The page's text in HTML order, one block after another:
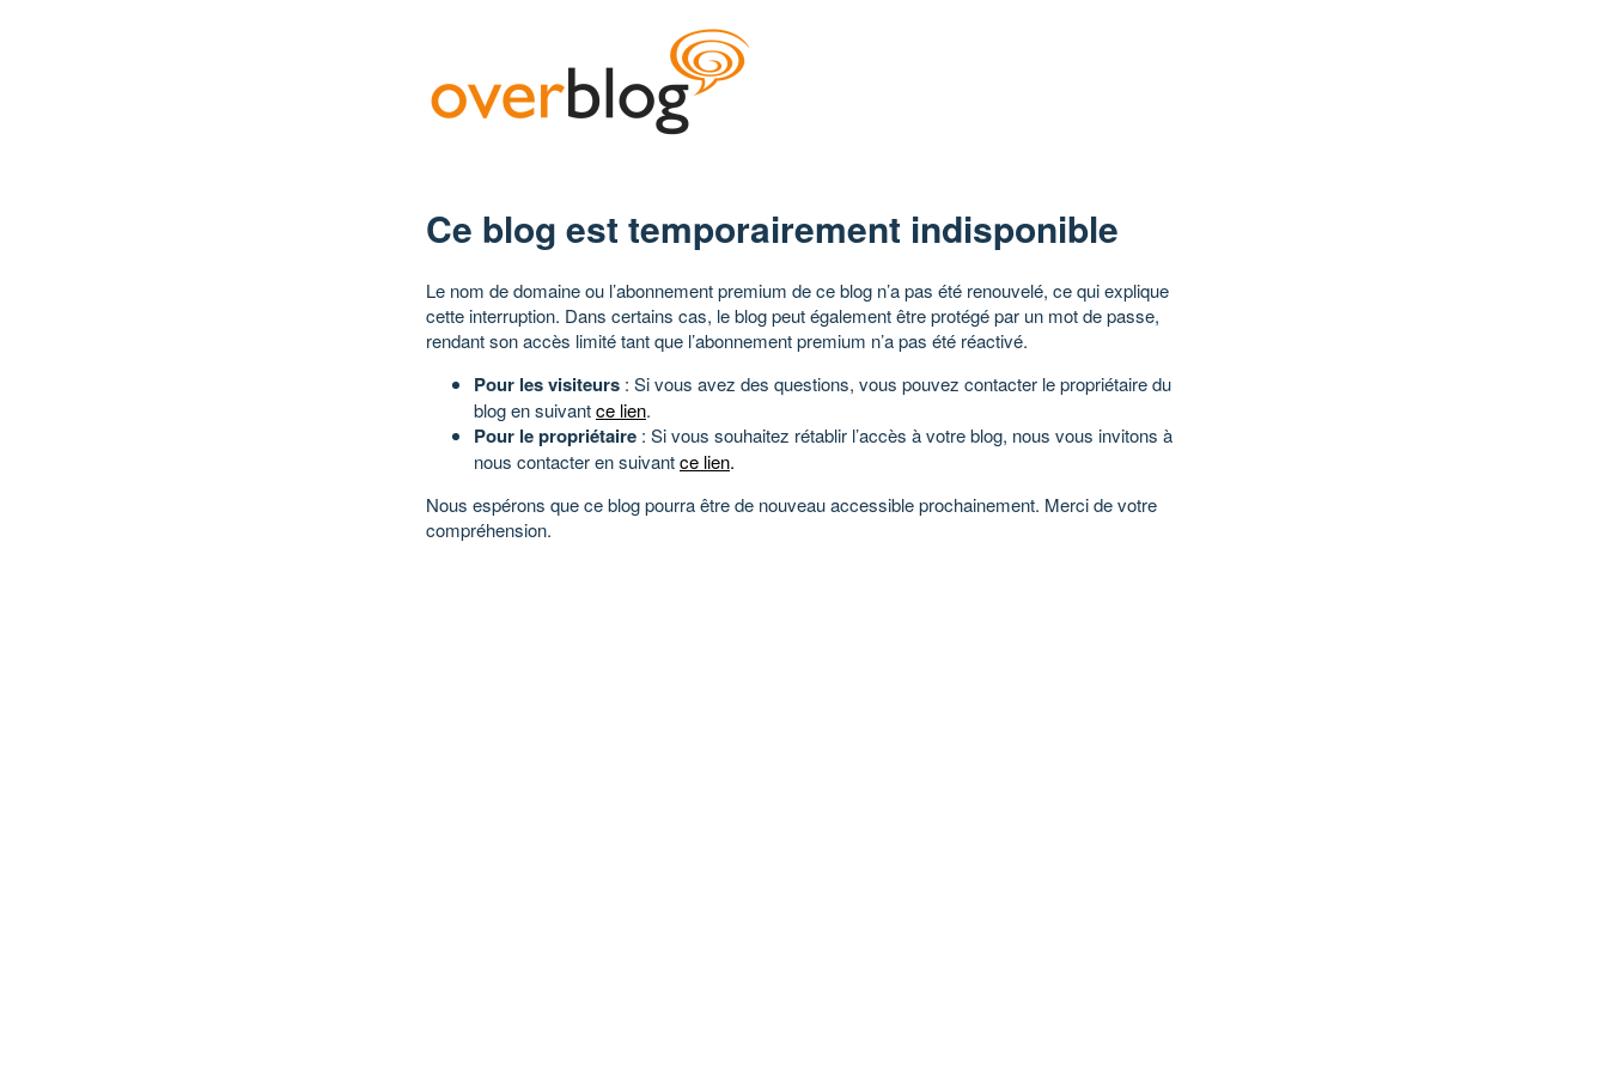
Ce blog est temporairement indisponible
Le nom de domaine ou l’abonnement premium de ce blog n’a pas été renouvelé, ce qui explique
cette interruption. Dans certains cas, le blog peut également être protégé par un mot de passe,
rendant son accès limité tant que l’abonnement premium n’a pas été réactivé.
Pour les visiteurs : Si vous avez des questions, vous pouvez contacter le propriétaire du
blog en suivantce lien.
Pour le propriétaire : Si vous souhaitez rétablir l’accès à votre blog, nous vous invitons à
nous contacter en suivantce lien.
Nous espérons que ce blog pourra être de nouveau accessible prochainement. Merci de votre
compréhension.